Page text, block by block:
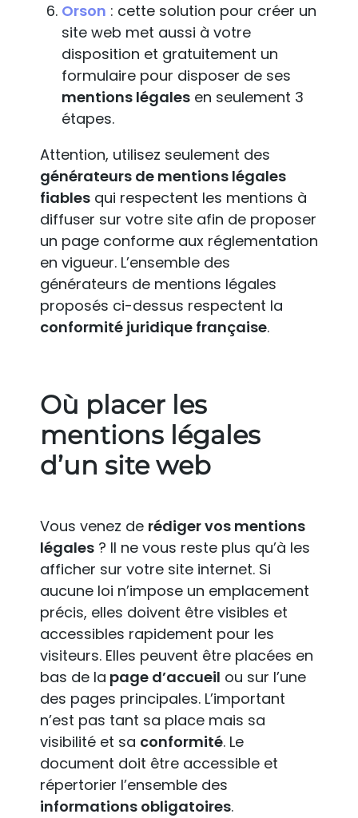
Orson : cette solution pour créer un
site web met aussi à votre
disposition et gratuitement un
formulaire pour disposer de ses
mentions légales en seulement 3
étapes.
Attention, utilisez seulement des
générateurs de mentions légales
fiables qui respectent les mentions à
diffuser sur votre site afin de proposer
un page conforme aux réglementation
en vigueur. L’ensemble des
générateurs de mentions légales
proposés ci-dessus respectent la
conformité juridique française.
Où placer les
mentions légales
d’un site web
Vous venez de rédiger vos mentions
légales ? Il ne vous reste plus qu’à les
afficher sur votre site internet. Si
aucune loi n’impose un emplacement
précis, elles doivent être visibles et
accessibles rapidement pour les
visiteurs. Elles peuvent être placées en
bas de la page d’accueil ou sur l’une
des pages principales. L’important
n’est pas tant sa place mais sa
visibilité et sa conformité. Le
document doit être accessible et
répertorier l’ensemble des
informations obligatoires.